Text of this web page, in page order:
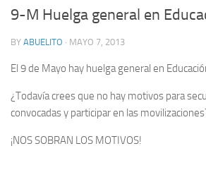
9-M Huelga general en
BY ABUELITO · MAYO 7, 2013
El 9 de Mayo hay huelga general en
¿Todavía crees que no hay motivos para
convocadas y participar en las
¡NOS SOBRAN LOS MOTIVOS!